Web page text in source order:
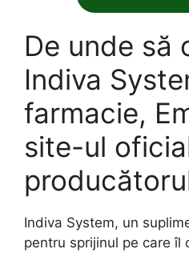
De unde să
Indiva
farmacie,
site-ul
Indiva System, un
pentru sprijinul pe care îl